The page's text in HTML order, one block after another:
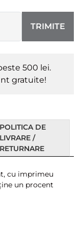
TRIMITE
500 lei.
gratuite!
POLITICA DE
LIVRARE /
RETURNARE
cu imprimeu
un procent